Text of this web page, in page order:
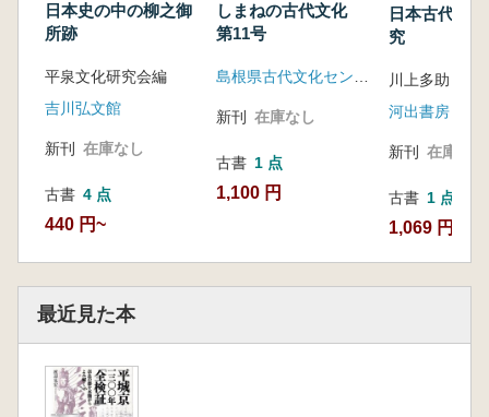
日本史の中の柳之御
所跡
平泉文化研究会編
吉川弘文館
新刊 在庫なし
古書 4 点
440 円~
しまねの古代文化
第11号
新刊 在庫なし
古書 1 点
1,100 円
日本古代社
究
川上多助
河出書房
新刊 在庫なし
古書 1 点
1,069 円
最近見た本